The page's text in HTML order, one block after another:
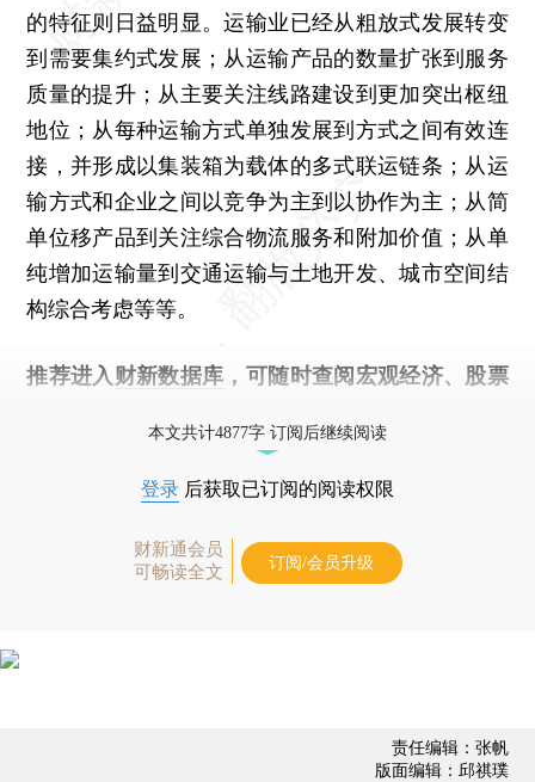
的特征则日益明显。运输业已经从粗放式发展转变
到需要集约式发展；从运输产品的数量扩张到服务
质量的提升；从主要关注线路建设到更加突出枢纽
地位；从每种运输方式单独发展到方式之间有效连
接，并形成以集装箱为载体的多式联运链条；从运
输方式和企业之间以竞争为主到以协作为主；从简
单位移产品到关注综合物流服务和附加价值；从单
纯增加运输量到交通运输与土地开发、城市空间结
构综合考虑等等。
推荐进入 财新数据库 ，可随时查阅宏观经济、股票
本文共计4877字 订阅后继续阅读
登录 后获取已订阅的阅读权限
财新通会员
可畅读全文
订阅/会员升级
责任编辑：张帆
版面编辑：邱祺璞